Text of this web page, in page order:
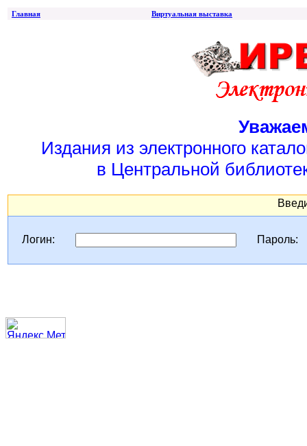
Главная Виртуальная выставка
Издания из электронного
в Центральной
Логин: Пароль: